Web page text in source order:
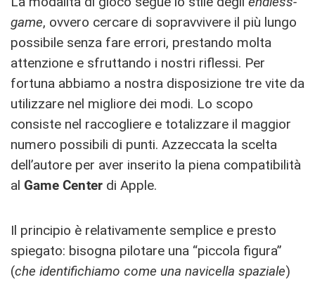
game, ovvero cercare di sopravvivere il più lungo
possibile senza fare errori, prestando molta
attenzione e sfruttando i nostri riflessi. Per
fortuna abbiamo a nostra disposizione tre vite da
utilizzare nel migliore dei modi. Lo scopo
consiste nel raccogliere e totalizzare il maggior
numero possibili di punti. Azzeccata la scelta
dell’autore per aver inserito la piena compatibilità
al Game Center di Apple.
Il principio è relativamente semplice e presto
spiegato: bisogna pilotare una “piccola figura”
(che identifichiamo come una navicella spaziale)